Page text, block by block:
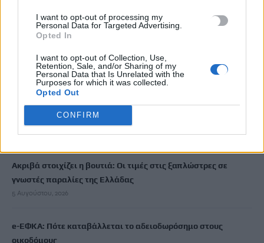
I want to opt-out of processing my
Personal Data for Targeted Advertising.
Opted In
I want to opt-out of Collection, Use,
Retention, Sale, and/or Sharing of my
Personal Data that Is Unrelated with the
Purposes for which it was collected.
Opted Out
CONFIRM
ΠΡΟΣΘΕΣΕ ΤΟCRETA24ΣΤΗΝ GOOGLE
ΡΟΗ ΕΙΔΗΣΕΩΝ
Στο ΦΕΚ η απόφαση για την δομή φιλοξενίας μεταναστών
στους Αθανάτους – Δωρεάν για δύο μήνες η παραχώρηση του
5 Αυγούστου, 2026
Ακριβά στοιχίζει η βουτιά: Οι τιμές στις ξαπλώστρες σε
γνωστές παραλίες της Ελλάδας
5 Αυγούστου, 2026
e-ΕΦΚΑ: Πότε καταβάλλεται το αδειοδωρόσημο στους
οικοδόμους